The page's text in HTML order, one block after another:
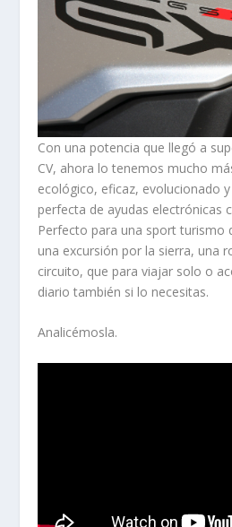
Con una potencia que llegó a
CV, ahora lo tenemos mucho
ecológico, eficaz, evolucionado
perfecta de ayudas electrónicas
Perfecto para una sport turismo
una excursión por la sierra, una
circuito, que para viajar solo o
diario también si lo necesitas.
Analicémosla.